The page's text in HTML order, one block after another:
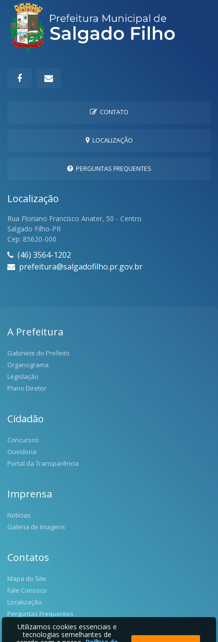
CONTATO
LOCALIZAÇÃO
PERGUNTAS FREQUENTES
Localização
Rua Floriano Francisco Anater, 50 - Centro
Salgado Filho-PR
Cep: 85620-000
(46) 3564-1202
prefeitura@salgadofilho.pr.gov.br
A Prefeitura
Gabinete do Prefeito
Organograma
Legislação
Plano Diretor
Cidadão
Concursos
Ouvidoria
Portal da Transparência
Imprensa
Notícias
Galeria de Imagens
Contatos
Mapa do Site
Fale Conosco
Localização
Perguntas Frequentes
Utilizamos cookies essenciais e
tecnologias semelhantes de